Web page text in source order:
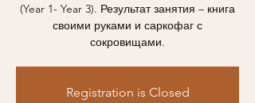
(Year 1- Year 3). Результат занятия – книга
своими руками и саркофаг с
сокровищами.
Registration is Closed